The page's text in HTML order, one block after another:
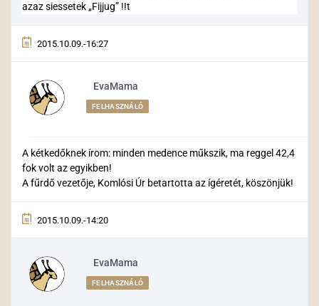
azaz siessetek „Fijjug” !!t
2015.10.09.-16:27
EvaMama
FELHASZNÁLÓ
A kétkedőknek írom: minden medence műkszik, ma reggel 42,4
fok volt az egyikben!
A fűrdő vezetője, Komlósi Úr betartotta az ígéretét, köszönjük!
2015.10.09.-14:20
EvaMama
FELHASZNÁLÓ